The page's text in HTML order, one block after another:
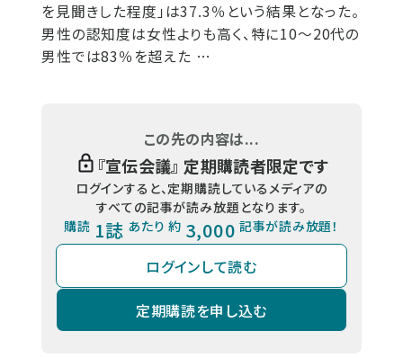
を見聞きした程度」は37.3％という結果となった。
男性の認知度は女性よりも高く、特に10～20代の
男性では83％を超えた …
この先の内容は...
『宣伝会議』 定期購読者限定です
ログインすると、定期購読しているメディアの
すべての記事が読み放題となります。
購読 1誌 あたり 約 3,000 記事が読み放題！
ログインして読む
定期購読を申し込む